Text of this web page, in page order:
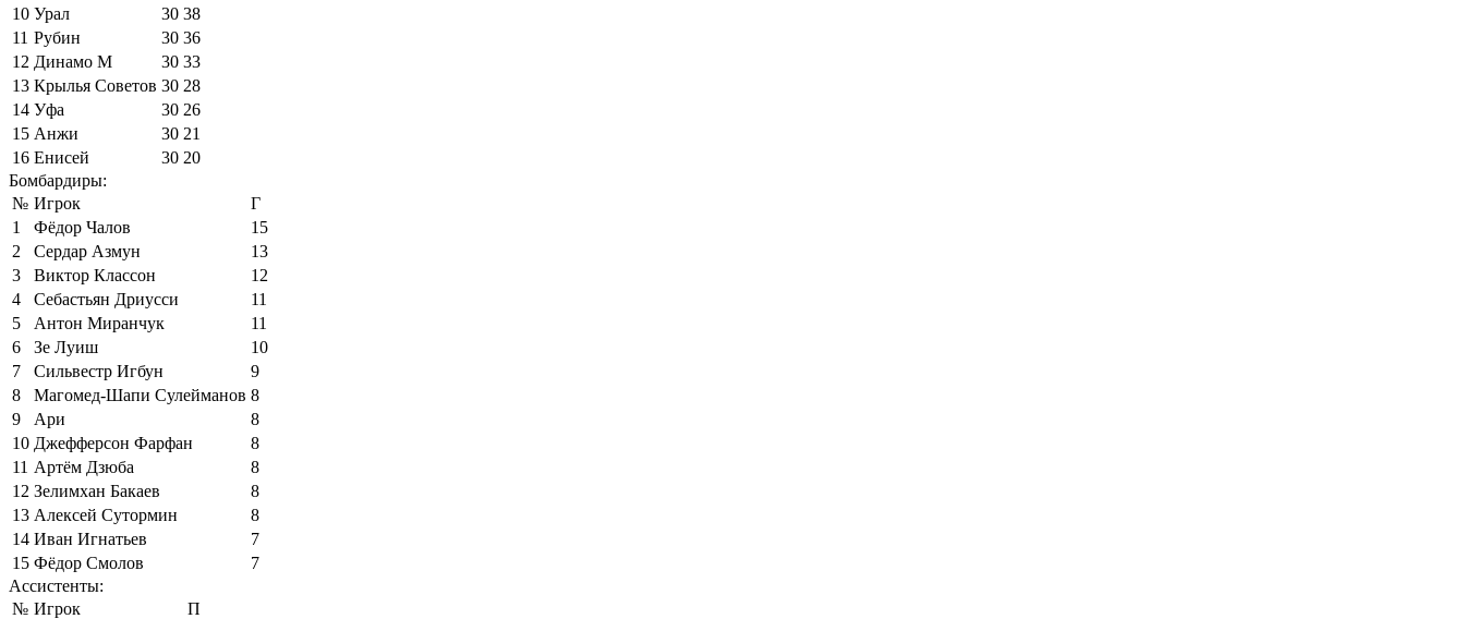
10 Урал 30 38
11 Рубин 30 36
12 Динамо М 30 33
13 Крылья Советов 30 28
14 Уфа 30 26
15 Анжи 30 21
16 Енисей 30 20
Бомбардиры:
№ Игрок
Г
1
Фёдор Чалов
15
2
Сердар Азмун
13
3
Виктор Классон
12
4
Себастьян Дриусси
11
5
Антон Миранчук
11
6
Зе Луиш
10
7
Сильвестр Игбун
9
8
Магомед-Шапи Сулейманов 8
9
Ари
8
10 Джефферсон Фарфан
8
11 Артём Дзюба
8
12 Зелимхан Бакаев
8
13 Алексей Сутормин
8
14 Иван Игнатьев
7
15 Фёдор Смолов
7
Ассистенты:
№ Игрок
П